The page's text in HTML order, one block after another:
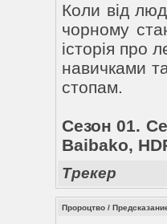
Коли від
чорному
історія про
навичками
стопам.
Сезон 01.
Baibako,
Трекер
Пророцтво /